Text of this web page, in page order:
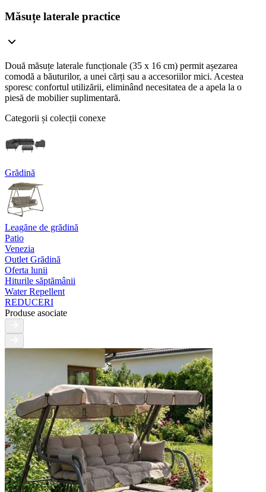
Măsuțe laterale practice
Două măsuțe laterale funcționale (35 x 16 cm) permit așezarea
comodă a băuturilor, a unei cărți sau a accesoriilor mici. Acestea
sporesc confortul utilizării, eliminând necesitatea de a apela la o
piesă de mobilier suplimentară.
Categorii și colecții conexe
Grădină
Leagăne de grădină
Patio
Venezia
Outlet Grădină
Oferta lunii
Hiturile săptămânii
Water Repellent
REDUCERI
Produse asociate